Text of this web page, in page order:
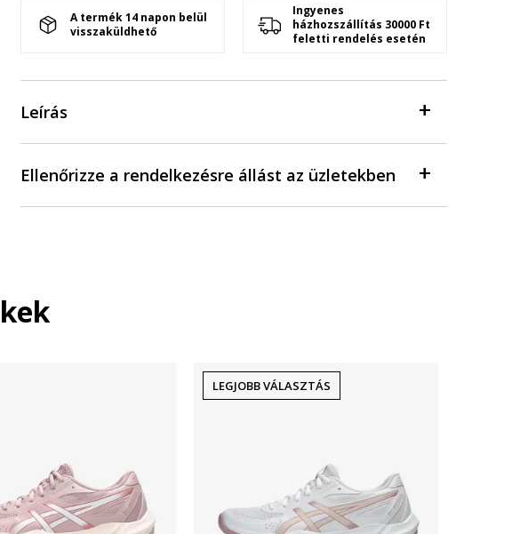
A termék 14 napon belül
visszaküldhető
Ingyenes
házhozszállítás 30000 Ft
feletti rendelés esetén
Leírás
Ellenőrizze a rendelkezésre állást az üzletekben
LEGJOBB VÁLASZTÁS